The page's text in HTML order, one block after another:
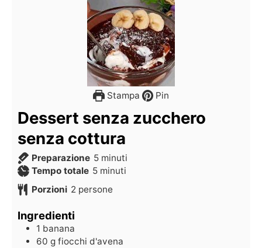
Stampa Pin
Dessert senza zucchero
senza cottura
Preparazione 5 minuti
Tempo totale 5 minuti
Porzioni 2 persone
Ingredienti
1 banana
60 g fiocchi d'avena